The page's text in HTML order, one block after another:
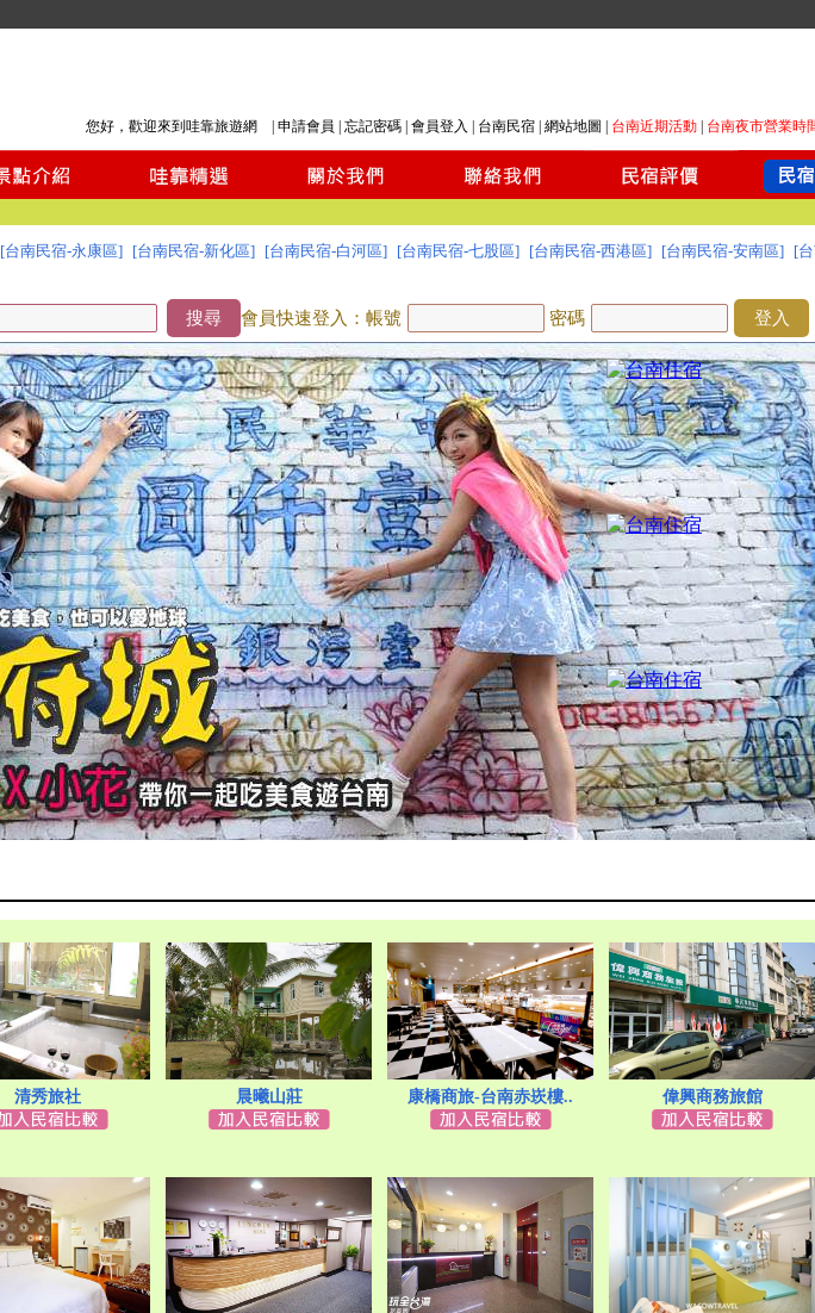
您好，歡迎來到哇靠旅遊網 | 申請會員 忘記密碼 會員登入 台南民宿 網站地圖 台南近期活動 台南夜市營業時
[台南民宿-永康區] [台南民宿-新化區] [台南民宿-白河區] [台南民宿-七股區] [台南民宿-西港區] [台南民宿-安南區] [
搜尋 會員快速登入：帳號 密碼 登入
清秀旅社 晨曦山莊 康橋商旅-台南赤崁樓.. 偉興商務旅館